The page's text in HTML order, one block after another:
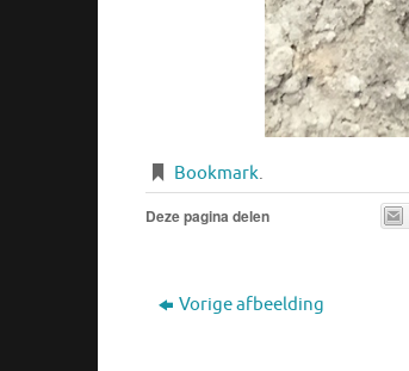
Bookmark.
Deze pagina delen
Vorige afbeelding